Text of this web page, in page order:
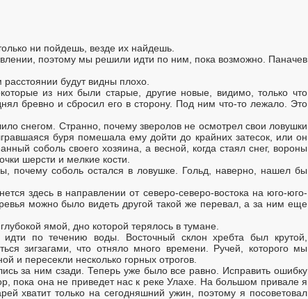
ни пойдешь, везде их найдешь.
поэтому мы решили идти по ним, пока возможно. Паначев
будут видны плохо.
из них были старые, другие новые, видимо, только что
бревно и сбросил его в сторону. Под ним что-то лежало. Это
снегом. Странно, почему зверолов не осмотрел свои ловушки
буря помешала ему дойти до крайних затесок, или он
соболь своего хозяина, а весной, когда стаял снег, вороны
шерсти и мелкие кости.
соболь остался в ловушке. Гольд, наверно, нашел бы
здесь в направлении от северо-северо-востока на юго-юго-
можно было видеть другой такой же перевал, а за ним еще
ямой, дно которой терялось в тумане.
по течению воды. Восточный склон хребта был крутой,
зигзагами, что отняло много времени. Ручей, которого мы
и пересекли несколько горных отрогов.
за ним сзади. Теперь уже было все равно. Исправить ошибку
пока она не приведет нас к реке Улахе. На большом привале я
хватит только на сегодняшний ужин, поэтому я посоветовал